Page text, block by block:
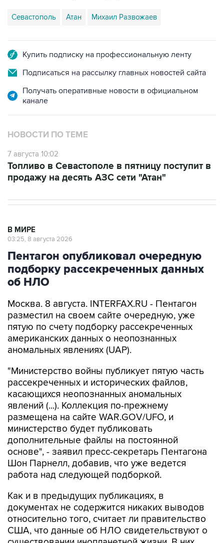
Севастополь Атан Михаил Развожаев
Купить подписку на профессиональную ленту
Подписаться на рассылку главных новостей сайта
Получать оперативные новости в официальном
канале
НОВОСТИ ПО ТЕМЕ
7 августа 10:02
Топливо в Севастополе в пятницу поступит в
продажу на десять АЗС сети "Атан"
В МИРЕ
03:25, 8 августа 2026
Пентагон опубликовал очередную
подборку рассекреченных данных
об НЛО
Москва. 8 августа. INTERFAX.RU - Пентагон
разместил на своем сайте очередную, уже
пятую по счету подборку рассекреченных
американских данных о неопознанных
аномальных явлениях (UAP).
"Министерство войны публикует пятую часть
рассекреченных и исторических файлов,
касающихся неопознанных аномальных
явлений (...). Коллекция по-прежнему
размещена на сайте WAR.GOV/UFO, и
министерство будет публиковать
дополнительные файлы на постоянной
основе", - заявил пресс-секретарь Пентагона
Шон Парнелл, добавив, что уже ведется
работа над следующей подборкой.
Как и в предыдущих публикациях, в
документах не содержится никаких выводов
относительно того, считает ли правительство
США, что данные об НЛО свидетельствуют о